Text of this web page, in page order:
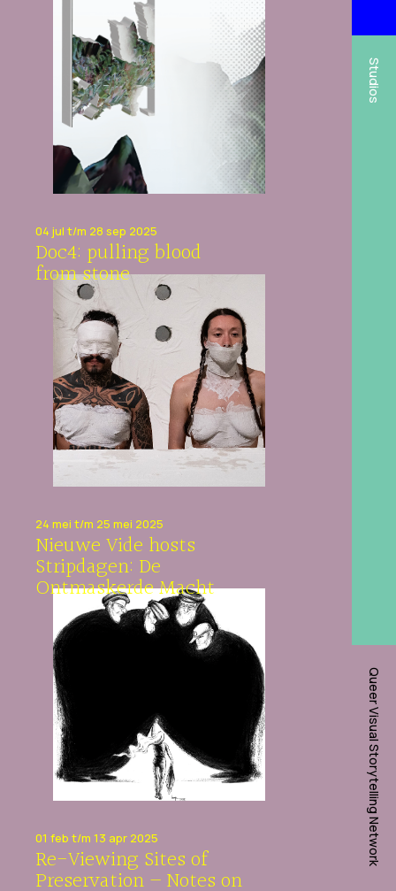
04 jul t/m 28 sep 2025
Doc4: pulling blood
from stone
24 mei t/m 25 mei 2025
Nieuwe Vide hosts
Stripdagen: De
Ontmaskerde Macht
01 feb t/m 13 apr 2025
Re-Viewing Sites of
Preservation – Notes on
Studios
Queer Visual Storytelling Network